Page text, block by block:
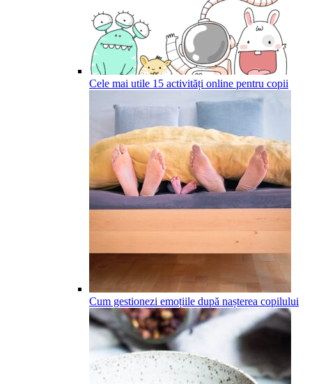
Cele mai utile 15 activități online pentru copii
Cum gestionezi emoțiile după nașterea copilului